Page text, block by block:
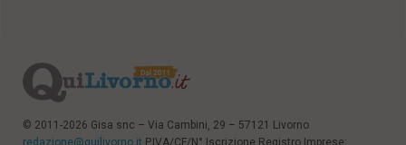
© 2011-2026 Gisa snc – Via Cambini, 29 – 57121 Livorno
redazione@quilivorno.it P.IVA/CF/N° Iscrizione Registro Imprese: